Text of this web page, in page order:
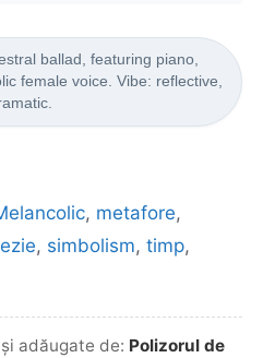
ballad, featuring piano,
female voice. Vibe: reflective,
, metafore,
, simbolism, timp,
adăugate de: Polizorul de